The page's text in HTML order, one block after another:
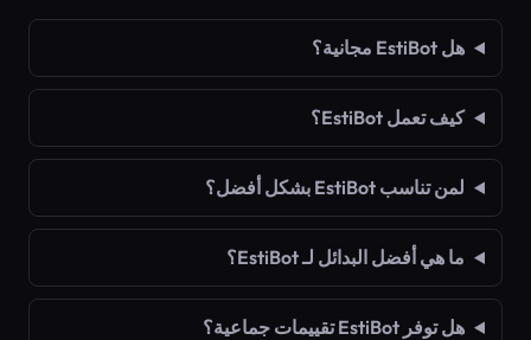
هل EstiBot مجانية؟
كيف تعمل EstiBot؟
لمن تناسب EstiBot بشكل أفضل؟
ما هي أفضل البدائل لـ EstiBot؟
هل توفر EstiBot تقييمات جماعية؟